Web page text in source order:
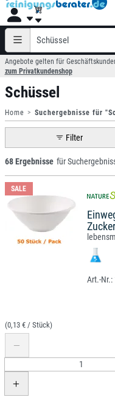
Angebote gelten für
zum Privatkundenshop
Schüssel
Home Suchergebnisse für
Filter
68 Ergebnisse für
SALE
(0,13 € / )